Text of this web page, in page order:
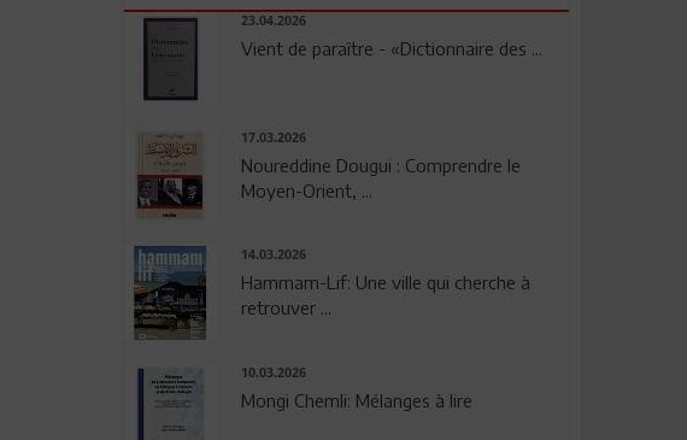
23.04.2026
Vient de paraître - «Dictionnaire des ...
17.03.2026
Noureddine Dougui : Comprendre le
Moyen-Orient, ...
14.03.2026
Hammam-Lif: Une ville qui cherche à
retrouver ...
10.03.2026
Mongi Chemli: Mélanges à lire